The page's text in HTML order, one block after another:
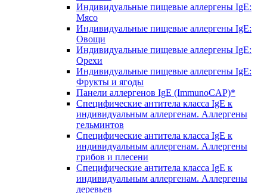
Индивидуальные пищевые аллергены IgE:
Мясо
Индивидуальные пищевые аллергены IgE:
Овощи
Индивидуальные пищевые аллергены IgE:
Орехи
Индивидуальные пищевые аллергены IgE:
Фрукты и ягоды
Панели аллергенов IgE (ImmunoCAP)*
Специфические антитела класса IgE к
индивидуальным аллергенам. Аллергены
гельминтов
Специфические антитела класса IgE к
индивидуальным аллергенам. Аллергены
грибов и плесени
Специфические антитела класса IgE к
индивидуальным аллергенам. Аллергены
деревьев